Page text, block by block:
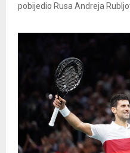
pobijedio Rusa Andreja